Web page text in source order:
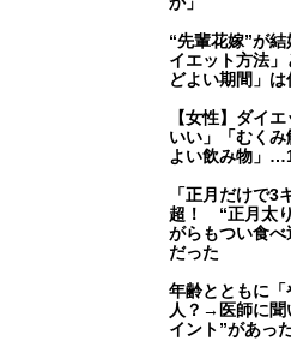
“先輩花嫁”が
イエット方法
どよい期間」
【女性】ダイ
いい」「むく
よい飲み物」
「正月だけで3
超！ “正月太
がらもつい食
だった
年齢とともに
人？→医師に聞
イント”があっ